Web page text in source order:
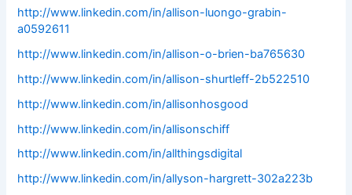
http://www.linkedin.com/in/allison-luongo-grabin-
a0592611
http://www.linkedin.com/in/allison-o-brien-ba765630
http://www.linkedin.com/in/allison-shurtleff-2b522510
http://www.linkedin.com/in/allisonhosgood
http://www.linkedin.com/in/allisonschiff
http://www.linkedin.com/in/allthingsdigital
http://www.linkedin.com/in/allyson-hargrett-302a223b